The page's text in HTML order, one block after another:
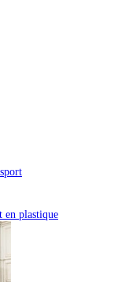
en plastique